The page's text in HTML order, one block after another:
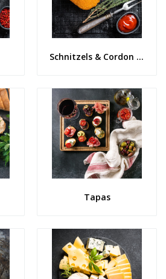
Schnitzels & Cordon Bleu
Tapas